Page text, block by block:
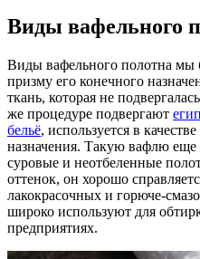
Виды вафельного
Виды вафельного полотна мы
призму его конечного
ткань, которая не
же процедуре подвергают
бельё, используется в
назначения. Такую вафлю
суровые и неотбеленные
оттенок, он хорошо
лакокрасочных и горюче-
широко используют для
предприятиях.